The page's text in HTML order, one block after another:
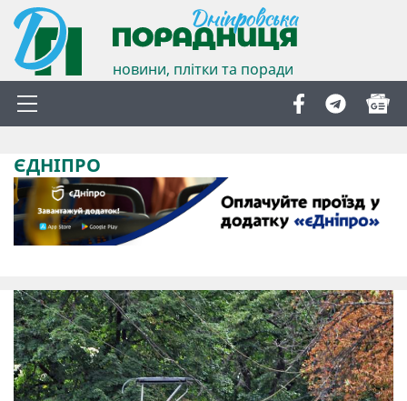
новини, плітки та поради
ЄДНІПРО